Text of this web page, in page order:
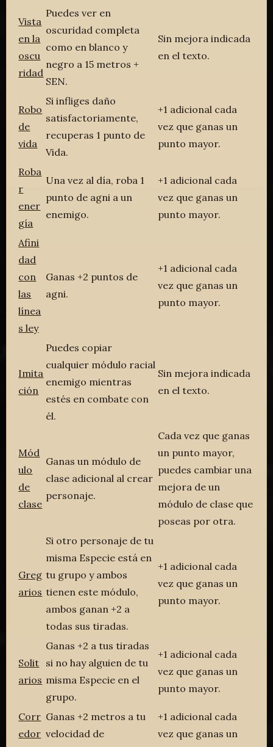
Vista
en la
oscu
ridad
Puedes ver en
oscuridad completa
como en blanco y
negro a 15 metros +
SEN.
Sin mejora indicada
en el texto.
Robo
de
vida
Si infliges daño
satisfactoriamente,
recuperas 1 punto de
Vida.
+1 adicional cada
vez que ganas un
punto mayor.
Roba
r
ener
gía
Una vez al día, roba 1
punto de agni a un
enemigo.
+1 adicional cada
vez que ganas un
punto mayor.
Afini
dad
con
las
línea
s ley
Ganas +2 puntos de
agni.
+1 adicional cada
vez que ganas un
punto mayor.
Imita
ción
Puedes copiar
cualquier módulo racial
enemigo mientras
estés en combate con
él.
Sin mejora indicada
en el texto.
Mód
ulo
de
clase
Ganas un módulo de
clase adicional al crear
personaje.
Cada vez que ganas
un punto mayor,
puedes cambiar una
mejora de un
módulo de clase que
poseas por otra.
Greg
arios
Si otro personaje de tu
misma Especie está en
tu grupo y ambos
tienen este módulo,
ambos ganan +2 a
todas sus tiradas.
+1 adicional cada
vez que ganas un
punto mayor.
Solit
arios
Ganas +2 a tus tiradas
si no hay alguien de tu
misma Especie en el
grupo.
+1 adicional cada
vez que ganas un
punto mayor.
Corr
edor
Ganas +2 metros a tu
velocidad de
+1 adicional cada
vez que ganas un